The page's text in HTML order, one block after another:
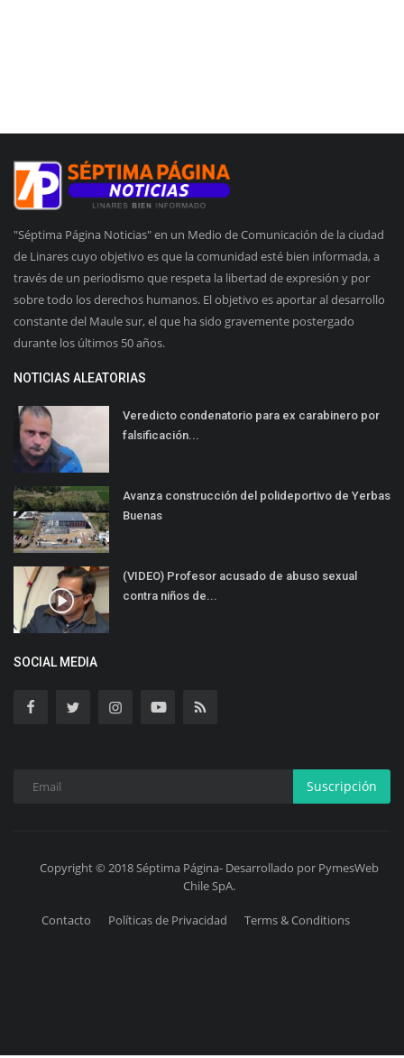
"Séptima Página Noticias" en un Medio de Comunicación de la ciudad
de Linares cuyo objetivo es que la comunidad esté bien informada, a
través de un periodismo que respeta la libertad de expresión y por
sobre todo los derechos humanos. El objetivo es aportar al desarrollo
constante del Maule sur, el que ha sido gravemente postergado
durante los últimos 50 años.
NOTICIAS ALEATORIAS
Veredicto condenatorio para ex carabinero por
falsificación...
Avanza construcción del polideportivo de Yerbas
Buenas
(VIDEO) Profesor acusado de abuso sexual
contra niños de...
SOCIAL MEDIA
Suscripción
Copyright © 2018 Séptima Página- Desarrollado por PymesWeb
Chile SpA.
Contacto Políticas de Privacidad Terms & Conditions